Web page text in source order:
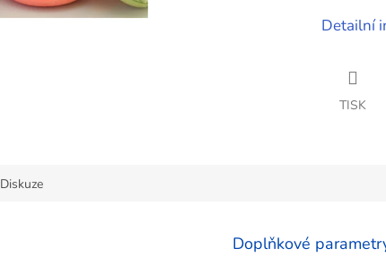
Detailní
TISK
Diskuze
Doplňkové